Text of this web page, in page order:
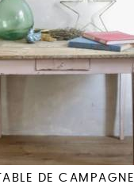
TABLE DE CAMPAGNE